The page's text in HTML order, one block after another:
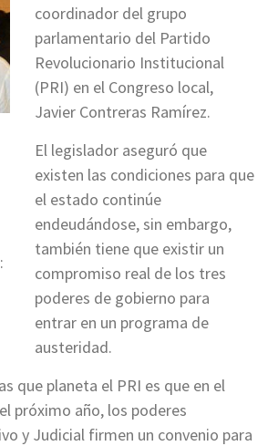
coordinador del grupo
parlamentario del Partido
Revolucionario Institucional
(PRI) en el Congreso local,
Javier Contreras Ramírez.
El legislador aseguró que
existen las condiciones para que
el estado continúe
endeudándose, sin embargo,
también tiene que existir un
compromiso real de los tres
poderes de gobierno para
entrar en un programa de
austeridad.
que planeta el PRI es que en el
próximo año, los poderes
y Judicial firmen un convenio para